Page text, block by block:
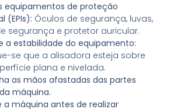
equipamentos de proteção
(EPIs): Óculos de segurança, luvas,
segurança e protetor auricular.
a estabilidade do equipamento:
se que a alisadora esteja sobre
plana e nivelada.
as mãos afastadas das partes
máquina.
a máquina antes de realizar